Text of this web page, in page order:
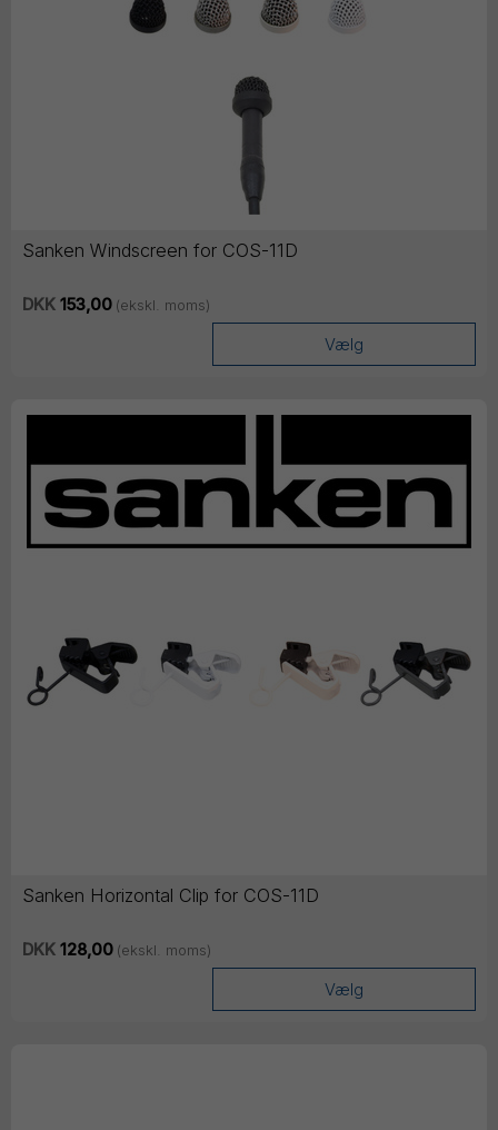
Sanken Windscreen for COS-11D
DKK 153,00 (ekskl. moms)
Vælg
Sanken Horizontal Clip for COS-11D
DKK 128,00 (ekskl. moms)
Vælg